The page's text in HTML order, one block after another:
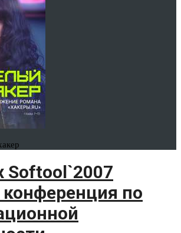
Softool`2007
по